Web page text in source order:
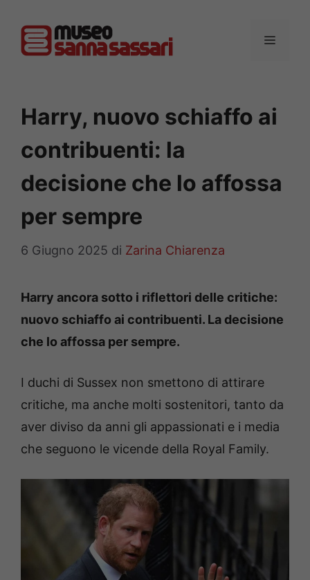
contenuto
MENU
Harry, nuovo schiaffo ai
contribuenti: la
decisione che lo affossa
per sempre
6 Giugno 2025 di Zarina Chiarenza
Harry ancora sotto i riflettori delle critiche:
nuovo schiaffo ai contribuenti. La decisione
che lo affossa per sempre.
I duchi di Sussex non smettono di attirare
critiche, ma anche molti sostenitori, tanto da
aver diviso da anni gli appassionati e i media
che seguono le vicende della Royal Family.